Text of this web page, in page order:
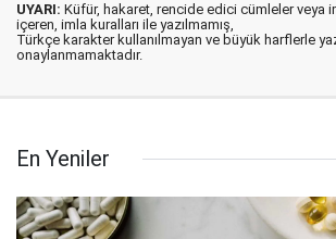
UYARI: Küfür, hakaret, rencide edici cümleler veya
içeren, imla kuralları ile yazılmamış,
Türkçe karakter kullanılmayan ve büyük harflerle
onaylanmamaktadır.
En Yeniler